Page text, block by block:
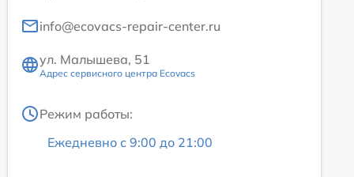
info@ecovacs-repair-center.ru
ул. Малышева, 51
Адрес сервисного центра Ecovacs
Режим работы:
Ежедневно с 9:00 до 21:00